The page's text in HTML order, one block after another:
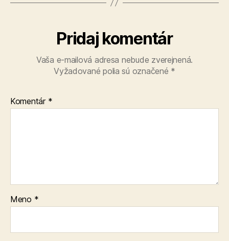
Pridaj komentár
Vaša e-mailová adresa nebude zverejnená.
Vyžadované polia sú označené *
Komentár *
Meno *